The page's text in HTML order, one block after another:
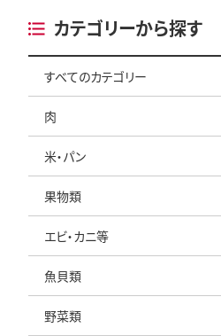
カテゴリーから探す
すべてのカテゴリー
肉
米・パン
果物類
エビ・カニ等
魚貝類
野菜類